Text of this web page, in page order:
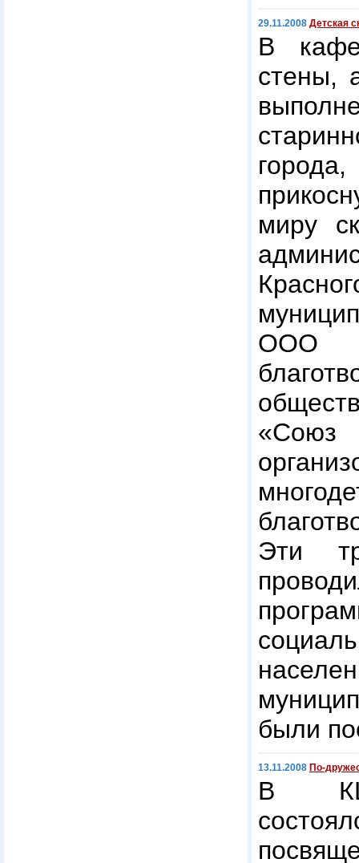
29.11.2008 Детская
В
стены,
миру
ООО
Эти
были
13.11.2008 По-
В КЦ